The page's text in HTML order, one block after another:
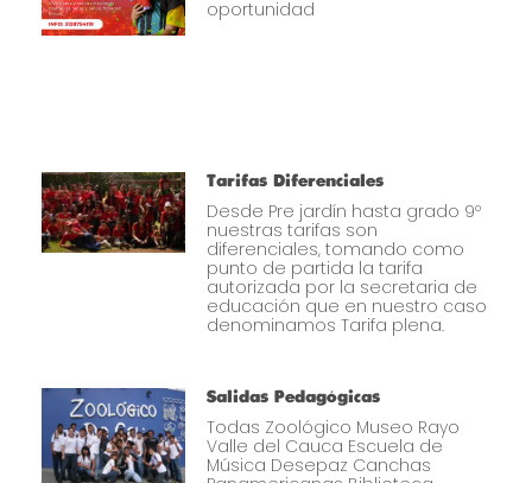
oportunidad
Tarifas Diferenciales
Desde Pre jardín hasta grado 9º
nuestras tarifas son
diferenciales, tomando como
punto de partida la tarifa
autorizada por la secretaria de
educación que en nuestro caso
denominamos Tarifa plena.
Salidas Pedagógicas
Todas Zoológico Museo Rayo
Valle del Cauca Escuela de
Música Desepaz Canchas